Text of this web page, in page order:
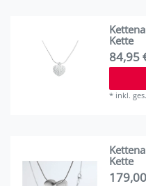
Kette
84,95
* inkl.
Kette